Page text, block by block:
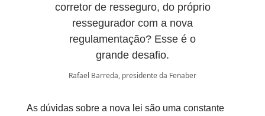
corretor de resseguro, do próprio
ressegurador com a nova
regulamentação? Esse é o
grande desafio.
Rafael Barreda, presidente da Fenaber
As dúvidas sobre a nova lei são uma constante